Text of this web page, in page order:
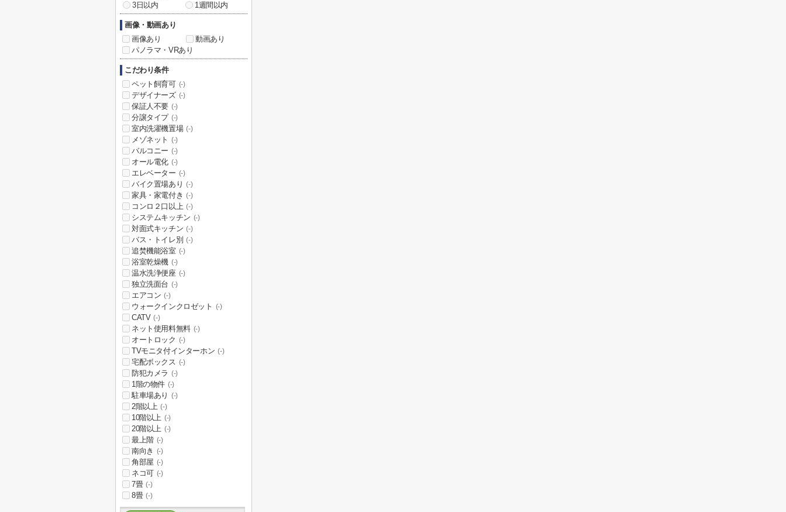
3日以内
1週間以内
画像・動画あり
画像あり
動画あり
パノラマ・VRあり
こだわり条件
ペット飼育可 (-)
デザイナーズ (-)
保証人不要 (-)
分譲タイプ (-)
室内洗濯機置場 (-)
メゾネット (-)
バルコニー (-)
オール電化 (-)
エレベーター (-)
バイク置場あり (-)
家具・家電付き (-)
コンロ２口以上 (-)
システムキッチン (-)
対面式キッチン (-)
バス・トイレ別 (-)
追焚機能浴室 (-)
浴室乾燥機 (-)
温水洗浄便座 (-)
独立洗面台 (-)
エアコン (-)
ウォークインクロゼット (-)
CATV (-)
ネット使用料無料 (-)
オートロック (-)
TVモニタ付インターホン (-)
宅配ボックス (-)
防犯カメラ (-)
1階の物件 (-)
駐車場あり (-)
2階以上 (-)
10階以上 (-)
20階以上 (-)
最上階 (-)
南向き (-)
角部屋 (-)
ネコ可 (-)
7畳 (-)
8畳 (-)